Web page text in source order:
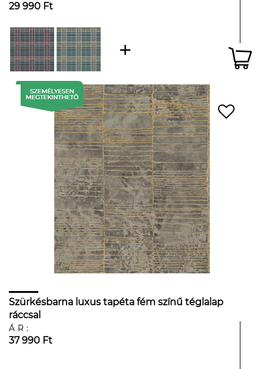
29 990 Ft
Szürkésbarna luxus tapéta fém színű téglalap
ráccsal
ÁR:
37 990 Ft